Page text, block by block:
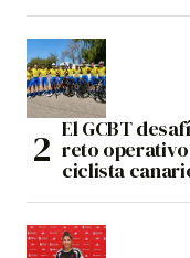
El GCBT
reto
ciclista